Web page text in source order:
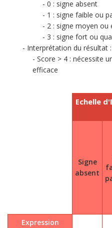
0 : signe absent
1 : signe faible ou
2 : signe moyen
3 : signe fort ou
Interprétation du résultat :
Score > 4 : nécessite
efficace
Echelle
Signe
absent
Expression